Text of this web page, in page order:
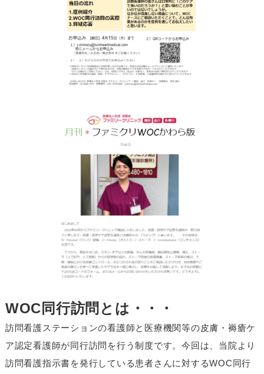
WOC同行訪問とは・・・
訪問看護ステーションの看護師と医療機関等の皮膚・褥瘡ケ
ア認定看護師が同行訪問を行う制度です。今回は、当院より
訪問看護指示書を発行している患者さんに対するWOC同行